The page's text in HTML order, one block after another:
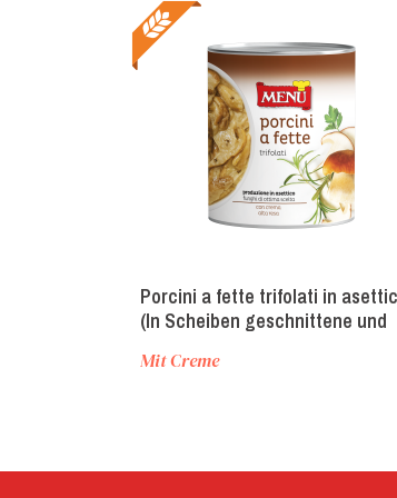
Porcini a fette trifolati in
(In Scheiben geschnittene und
Steinpilze)
Mit Creme